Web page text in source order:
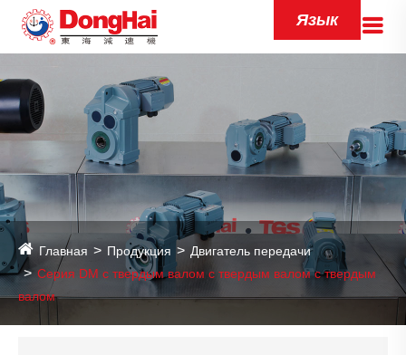
Язык
Главная Продукция
Двигатель передачи
Серия DM с твердым валом с твердым валом с твердым
валом